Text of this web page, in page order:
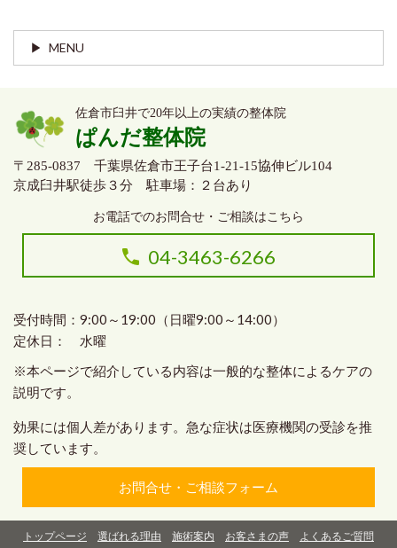
MENU
佐倉市臼井で20年以上の実績の整体院
ぱんだ整体院
〒285-0837 千葉県佐倉市王子台1-21-15協伸ビル104
京成臼井駅徒歩３分 駐車場：２台あり
お電話でのお問合せ・ご相談はこちら
04-3463-6266
受付時間：9:00～19:00（日曜9:00～14:00）
定休日： 水曜
※本ページで紹介している内容は一般的な整体によるケアの
説明です。
効果には個人差があります。急な症状は医療機関の受診を推
奨しています。
お問合せ・ご相談フォーム
トップページ 選ばれる理由 施術案内 お客さまの声 よくあるご質問